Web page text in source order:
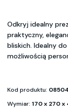
Odkryj idealny
praktyczny,
bliskich. Idealny
możliwością
Kod produktu:
Wymiar: 170 x 270 x